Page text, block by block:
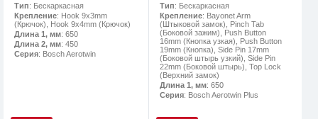
Тип: Бескаркасная
Крепление: Hook 9x3mm
(Крючок), Hook 9x4mm (Крючок)
Длина 1, мм: 650
Длина 2, мм: 450
Серия: Bosch Aerotwin
Тип: Бескаркасная
Крепление: Bayonet Arm
(Штыковой замок), Pinch Tab
(Боковой зажим), Push Button
16mm (Кнопка узкая), Push Button
19mm (Кнопка), Side Pin 17mm
(Боковой штырь узкий), Side Pin
22mm (Боковой штырь), Top Lock
(Верхний замок)
Длина 1, мм: 650
Серия: Bosch Aerotwin Plus